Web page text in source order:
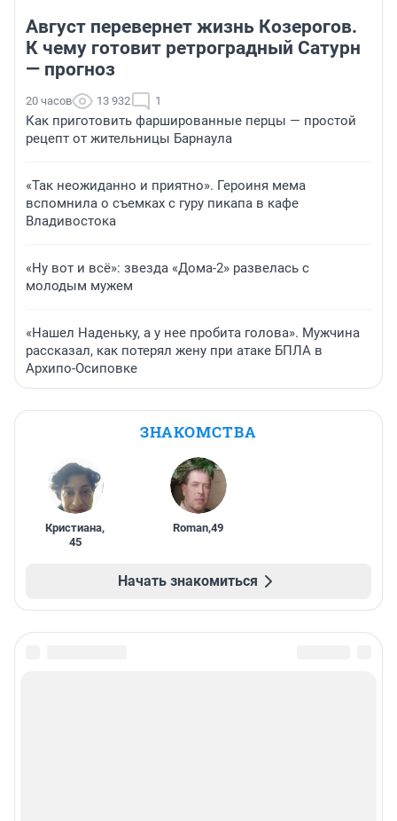
Август перевернет жизнь Козерогов.
К чему готовит ретроградный Сатурн
— прогноз
20 часов 13 932 1
Как приготовить фаршированные перцы — простой
рецепт от жительницы Барнаула
«Так неожиданно и приятно». Героиня мема
вспомнила о съемках с гуру пикапа в кафе
Владивостока
«Ну вот и всё»: звезда «Дома-2» развелась с
молодым мужем
«Нашел Наденьку, а у нее пробита голова». Мужчина
рассказал, как потерял жену при атаке БПЛА в
Архипо-Осиповке
ЗНАКОМСТВА
Кристиана,
45
Roman,49
Начать знакомиться